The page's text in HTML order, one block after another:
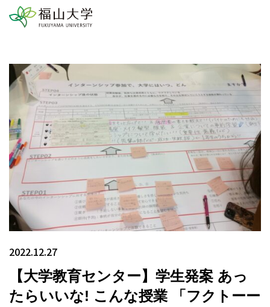
2022.12.27
【大学教育センター】学生発案 あっ
たらいいな! こんな授業 「フクトーー